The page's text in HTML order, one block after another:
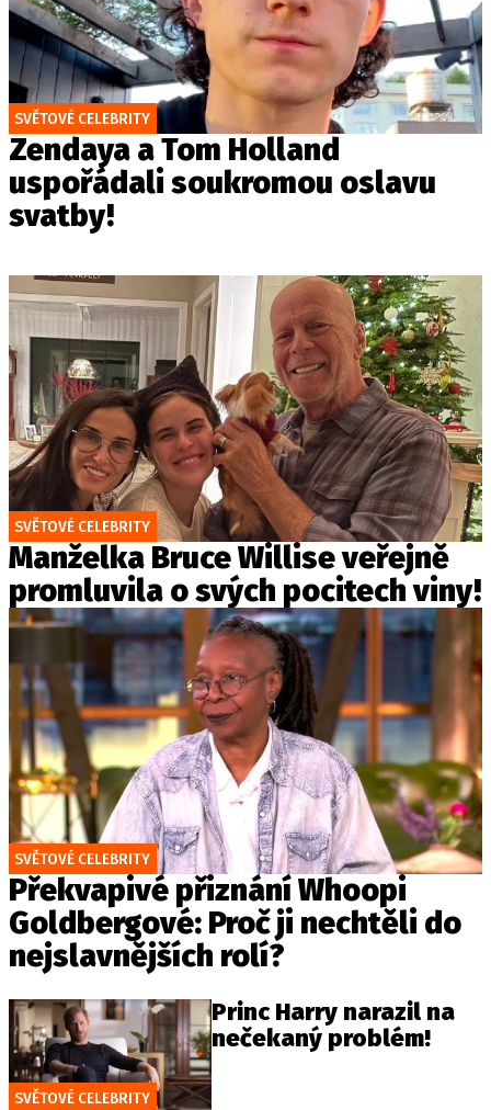
SVĚTOVÉ CELEBRITY
Zendaya a Tom Holland
uspořádali soukromou oslavu
svatby!
SVĚTOVÉ CELEBRITY
Manželka Bruce Willise veřejně
promluvila o svých pocitech viny!
SVĚTOVÉ CELEBRITY
Překvapivé přiznání Whoopi
Goldbergové: Proč ji nechtěli do
nejslavnějších rolí?
SVĚTOVÉ CELEBRITY
Princ Harry narazil na
nečekaný problém!